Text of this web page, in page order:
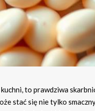
to prawdziwa
stać się nie tylko